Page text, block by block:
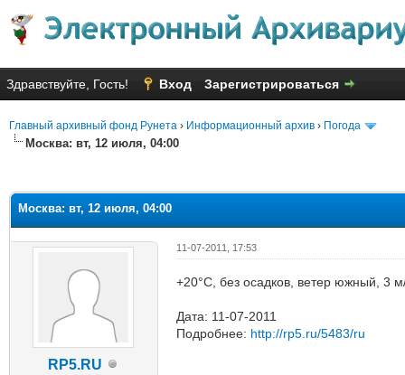
Здравствуйте, Гость! Вход Зарегистрироваться
Главный архивный фонд Рунета › Информационный архив › Погода
Москва: вт, 12 июля, 04:00
Москва: вт, 12 июля, 04:00
RP5.RU
11-07-2011, 17:53
+20°C, без осадков, ветер южный, 3
Дата: 11-07-2011
Подробнее: http://rp5.ru/5483/ru